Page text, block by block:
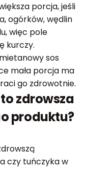
porcja, jeśli
ogórków, wędlin
więc pole
kurczy.
sos
mała porcja ma
go zdrowotnie.
zdrowsza
produktu?
czy tuńczyka w